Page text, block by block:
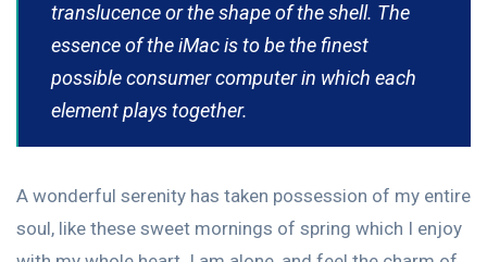
translucence or the shape of the shell. The
essence of the iMac is to be the finest
possible consumer computer in which each
element plays together.
A wonderful serenity has taken possession of my entire
soul, like these sweet mornings of spring which I enjoy